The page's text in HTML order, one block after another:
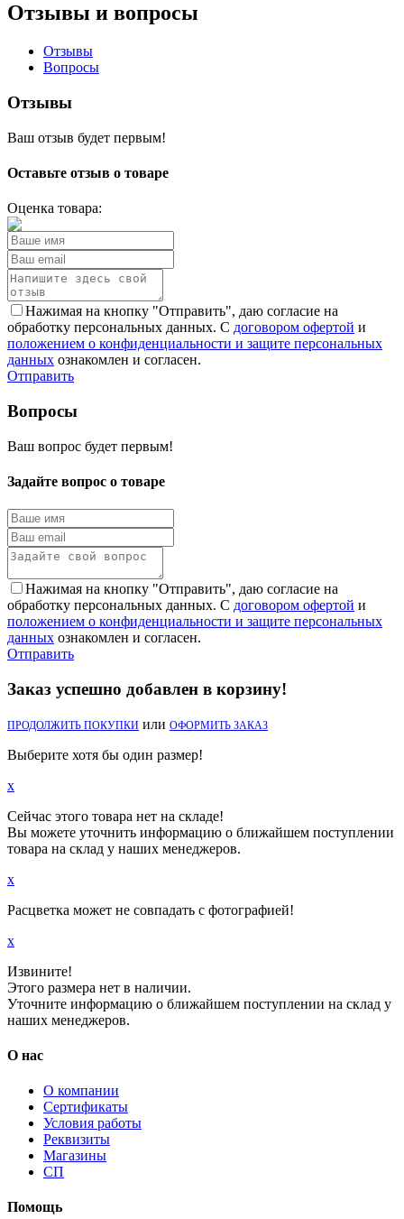
Отзывы и вопросы
Отзывы
Вопросы
Отзывы
Ваш отзыв будет первым!
Оставьте отзыв о товаре
Оценка товара:
Нажимая на кнопку "Отправить", даю согласие на
обработку персональных данных. С договором офертой и
положением о конфиденциальности и защите персональных
данных ознакомлен и согласен.
Отправить
Вопросы
Ваш вопрос будет первым!
Задайте вопрос о товаре
Нажимая на кнопку "Отправить", даю согласие на
обработку персональных данных. С договором офертой и
положением о конфиденциальности и защите персональных
данных ознакомлен и согласен.
Отправить
Заказ успешно добавлен в корзину!
ПРОДОЛЖИТЬ ПОКУПКИ или ОФОРМИТЬ ЗАКАЗ
Выберите хотя бы один размер!
x
Сейчас этого товара нет на складе!
Вы можете уточнить информацию о ближайшем поступлении
товара на склад у наших менеджеров.
x
Расцветка может не совпадать с фотографией!
x
Извините!
Этого размера нет в наличии.
Уточните информацию о ближайшем поступлении на склад у
наших менеджеров.
О нас
О компании
Сертификаты
Условия работы
Реквизиты
Магазины
СП
Помощь